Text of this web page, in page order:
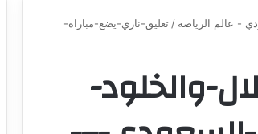
- عالم الرياضة / تعليق-ناري-يضع-مباراة-
والخلود-